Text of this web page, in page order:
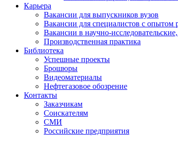
Карьера
Вакансии для выпускников вузов
Вакансии для специалистов с опытом
Вакансии в научно-
Производственная практика
Библиотека
Успешные проекты
Брошюры
Видеоматериалы
Нефтегазовое обозрение
Контакты
Заказчикам
Соискателям
СМИ
Российские предприятия